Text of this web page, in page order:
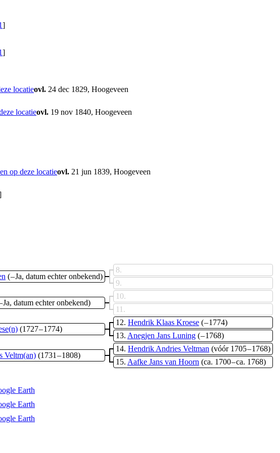
]
]
ovl. 24 dec 1829, Hoogeveen
ovl. 19 nov 1840, Hoogeveen
ovl. 21 jun 1839, Hoogeveen
( – Ja, datum echter onbekend)
8
9
Ja, datum echter onbekend)
10
11
(1727 – 1774)
12 Hendrik Klaas Kroese ( – 1774)
13 Anegjen Jans Luning ( – 1768)
Veltm(an) (1731 – 1808)
14 Hendrik Andries Veltman (vóór 1705 – 1768)
15 Aafke Jans van Hoorn (ca. 1700 – ca. 1768)